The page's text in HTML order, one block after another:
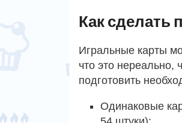
Как сделать
Игральные карты
что это нереально,
подготовить
Одинаковые